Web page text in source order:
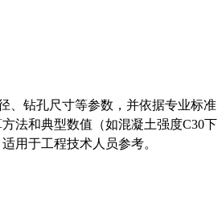
、钻孔尺寸等参数，并依据专业标准
法和典型数值（如混凝土强度C30下
用于工程技术人员参考。